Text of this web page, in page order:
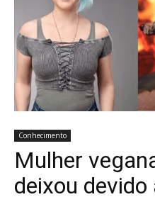
Conhecimento
Mulher
deixou